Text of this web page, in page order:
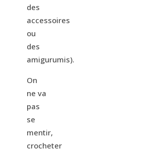
des
accessoires
ou
des
amigurumis).
On
ne va
pas
se
mentir,
crocheter